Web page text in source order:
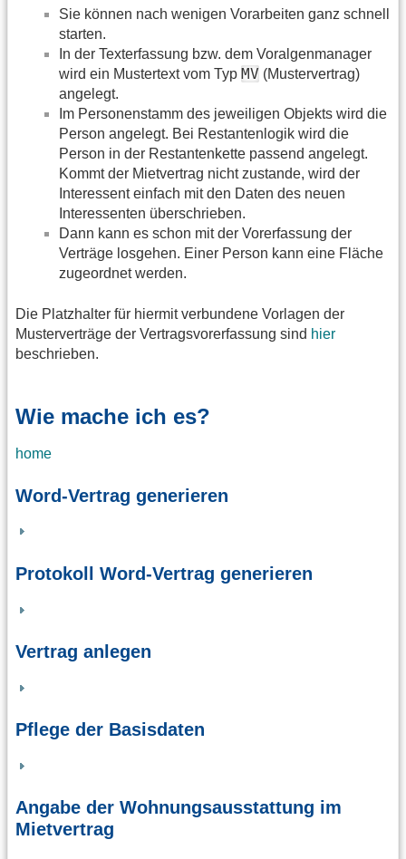
Sie können nach wenigen Vorarbeiten ganz schnell
starten.
In der Texterfassung bzw. dem Voralgenmanager
wird ein Mustertext vom Typ MV (Mustervertrag)
angelegt.
Im Personenstamm des jeweiligen Objekts wird die
Person angelegt. Bei Restantenlogik wird die
Person in der Restantenkette passend angelegt.
Kommt der Mietvertrag nicht zustande, wird der
Interessent einfach mit den Daten des neuen
Interessenten überschrieben.
Dann kann es schon mit der Vorerfassung der
Verträge losgehen. Einer Person kann eine Fläche
zugeordnet werden.
Die Platzhalter für hiermit verbundene Vorlagen der
Musterverträge der Vertragsvorerfassung sind hier
beschrieben.
Wie mache ich es?
home
Word-Vertrag generieren
Protokoll Word-Vertrag generieren
Vertrag anlegen
Pflege der Basisdaten
Angabe der Wohnungsausstattung im
Mietvertrag